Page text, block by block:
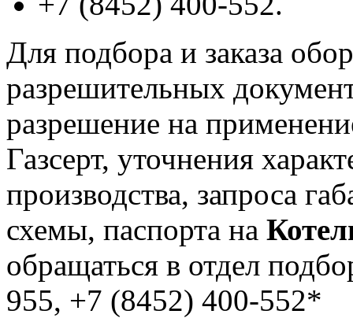
Для подбора и заказа
разрешительных
разрешение на
Газсерт, уточнения
производства, запроса
схемы, паспорта на
обращаться в отдел
955, +7 (8452) 400-552*